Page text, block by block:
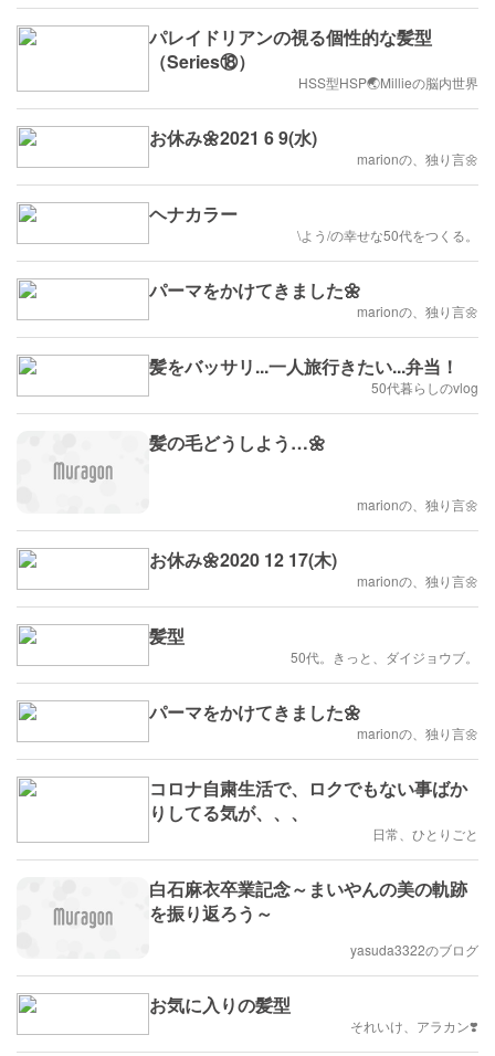
パレイドリアンの視る個性的な髪型
（Series⑱）
HSS型HSP🌏Millieの脳内世界
お休み🌼2021 6 9(水)
marionの、独り言🌼
ヘナカラー
\よう/の幸せな50代をつくる。
パーマをかけてきました🌼
marionの、独り言🌼
髪をバッサリ...一人旅行きたい...弁当！
50代暮らしのvlog
髪の毛どうしよう…🌼
marionの、独り言🌼
お休み🌼2020 12 17(木)
marionの、独り言🌼
髪型
50代。きっと、ダイジョウブ。
パーマをかけてきました🌼
marionの、独り言🌼
コロナ自粛生活で、ロクでもない事ばか
りしてる気が、、、
日常、ひとりごと
白石麻衣卒業記念～まいやんの美の軌跡
を振り返ろう～
yasuda3322のブログ
お気に入りの髪型
それいけ、アラカン❣️